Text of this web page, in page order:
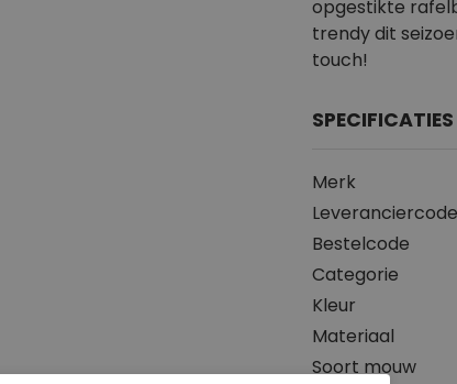
opgestikte
trendy dit
touch!
SPECIFICATIES
Merk
Leveranciercode
Bestelcode
Categorie
Kleur
Materiaal
Soort mouw